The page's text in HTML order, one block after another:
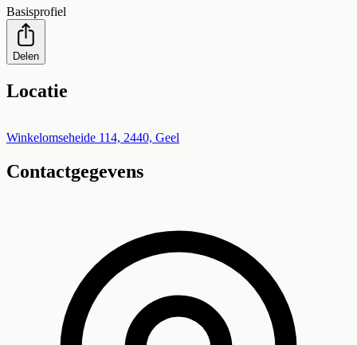
Basisprofiel
Delen
Locatie
+
−
Winkelomseheide 114, 2440, Geel
Contactgegevens